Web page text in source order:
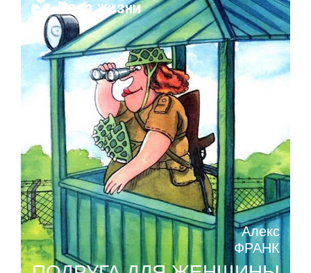
Поза жизни
Алекс
ФРАНК